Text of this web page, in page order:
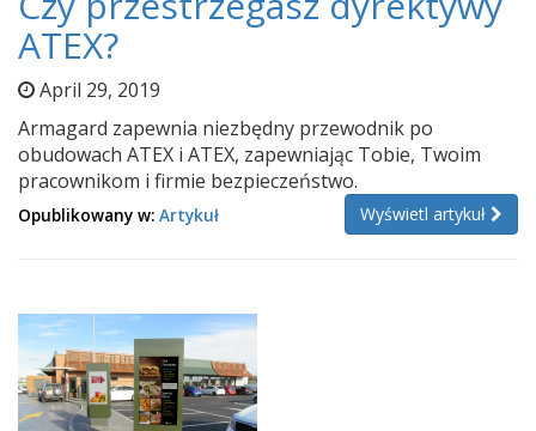
ATEX?
April 29, 2019
Armagard zapewnia niezbędny przewodnik po
obudowach ATEX i ATEX, zapewniając Tobie, Twoim
pracownikom i firmie bezpieczeństwo.
Wyświetl artykuł
Opublikowany w: Artykuł